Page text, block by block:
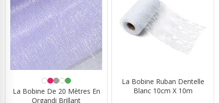
La Bobine De 20 Mètres En
Organdi Brillant
La Bobine Ruban Dentelle
Blanc 10cm X 10m